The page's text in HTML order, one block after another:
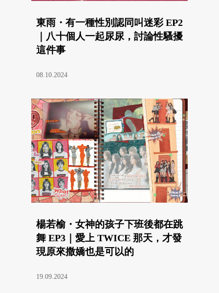
東雨・有一種性別認同叫迷彩 EP2
｜八十個人一起尿尿，討論性騷擾
這件事
08.10.2024
楊若榆・女神的孩子下班後都在跳
舞 EP3｜愛上 TWICE 那天，才發
現原來撒嬌也是可以的
19.09.2024